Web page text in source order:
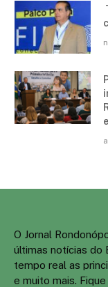
O Jornal
últimas notícias do
tempo real as
e muito mais.